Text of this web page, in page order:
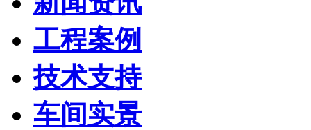
工程案例
技术支持
车间实景